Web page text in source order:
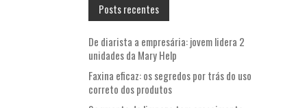
Posts recentes
De diarista a empresária: jovem lidera 2
unidades da Mary Help
Faxina eficaz: os segredos por trás do uso
correto dos produtos